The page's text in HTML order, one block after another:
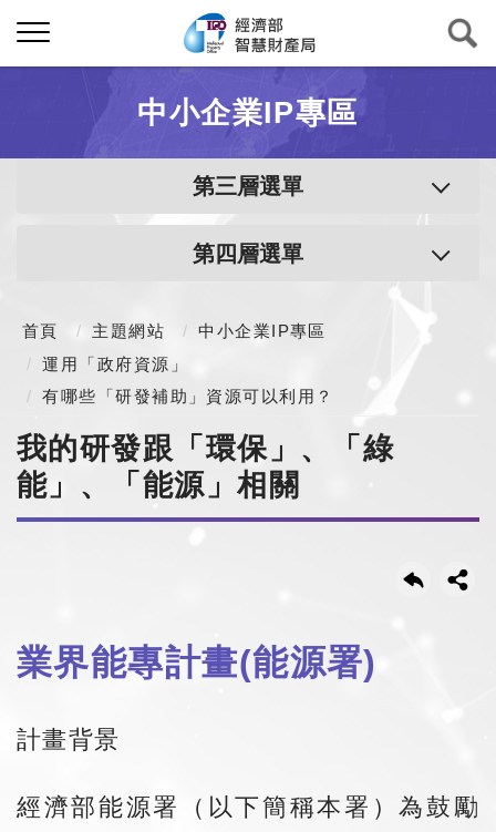
中小企業IP專區
第三層選單
第四層選單
首頁 主題網站
中小企業IP專區
運用「政府資源」
有哪些「研發補助」資源可以利用？
我的研發跟「環保」、「綠
能」、「能源」相關
業界能專計畫(能源署)
計畫背景
經濟部能源署（以下簡稱本署）為鼓勵